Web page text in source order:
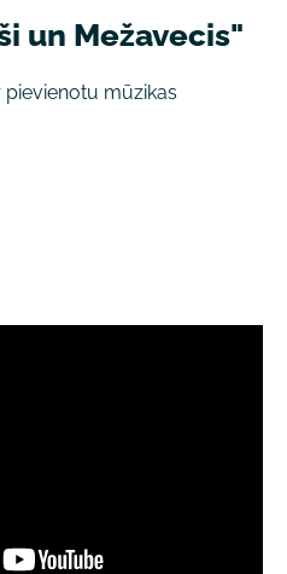
un Mežavecis"
mūzikas